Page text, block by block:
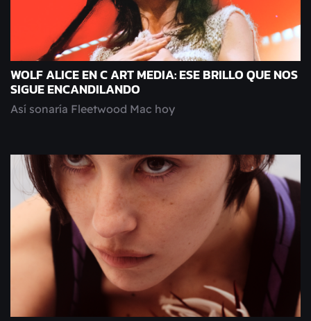
WOLF ALICE EN C ART MEDIA: ESE BRILLO QUE NOS
SIGUE ENCANDILANDO
Así sonaría Fleetwood Mac hoy